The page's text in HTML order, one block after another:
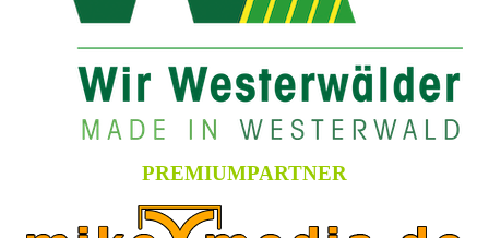
PREMIUMPARTNER